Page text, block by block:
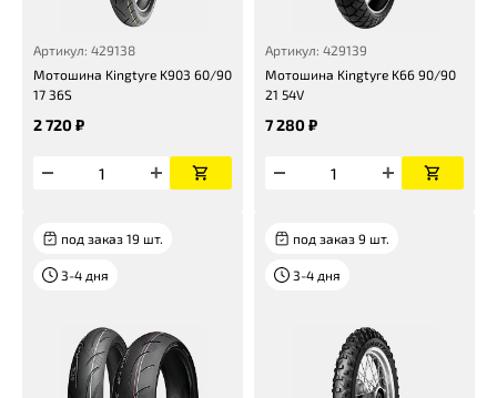
Артикул: 429138
Мотошина Kingtyre K903 60/90
17 36S
2 720 ₽
Артикул: 429139
Мотошина Kingtyre K66 90/90
21 54V
7 280 ₽
под заказ 19 шт.
3-4 дня
под заказ 9 шт.
3-4 дня